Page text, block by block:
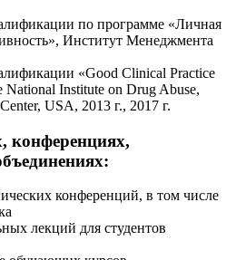
по программе «Личная
Институт Менеджмента
«Good Clinical Practice
National Institute on Drug Abuse,
USA, 2013 г., 2017 г.
конференциях,
конференций, в том числе
лекций для студентов